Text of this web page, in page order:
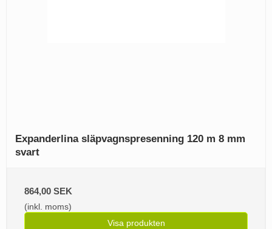
Expanderlina släpvagnspresenning 120 m 8 mm
svart
864,00 SEK
(inkl. moms)
Visa produkten